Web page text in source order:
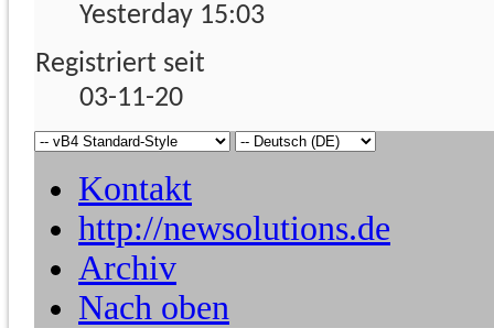
Yesterday 15:03
Registriert seit
03-11-20
Kontakt
http://newsolutions.de
Archiv
Nach oben